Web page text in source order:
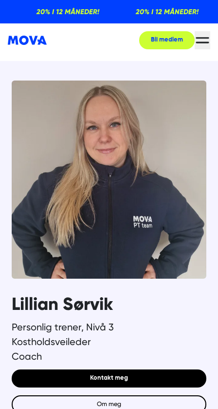
20% I 12 MÅNEDER! 20% I 12 MÅNEDER!
Bli medlem
Lillian Sørvik
Personlig trener, Nivå 3
Kostholdsveileder
Coach
Kontakt meg
Om meg